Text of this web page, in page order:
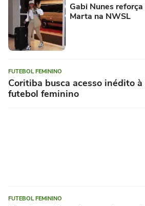
Gabi Nunes
Marta na NWSL
FUTEBOL FEMININO
Coritiba busca acesso inédito
futebol feminino
FUTEBOL FEMININO